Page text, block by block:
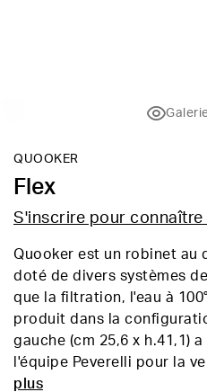
QUOOKER
Flex
S'inscrire pour connaître
Quooker est un robinet au
doté de divers systèmes
que la filtration, l'eau à
produit dans la
gauche (cm 25,6 x h.41,1)
l'équipe Peverelli pour la
plus